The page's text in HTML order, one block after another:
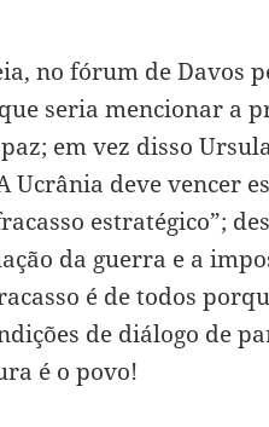
no fórum de Davos
seria mencionar a
em vez disso
Ucrânia deve vencer
estratégico”;
da guerra e a
é de todos
de diálogo de
é o povo!